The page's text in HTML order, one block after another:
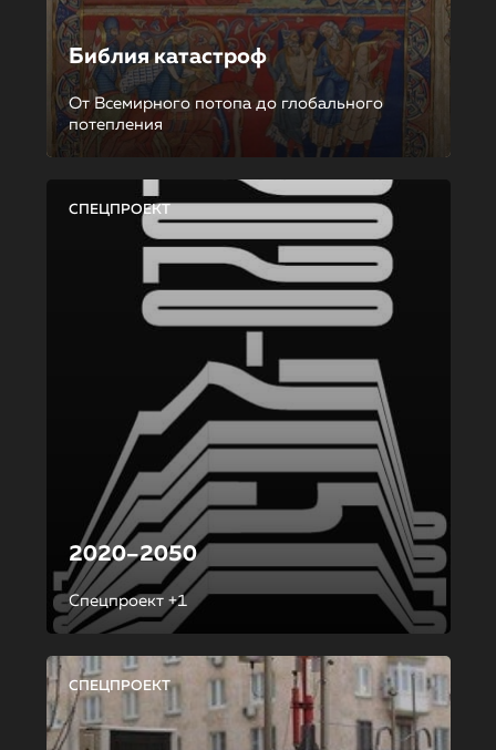
Библия катастроф
От Всемирного потопа до глобального
потепления
СПЕЦПРОЕКТ
2020–2050
Спецпроект +1
СПЕЦПРОЕКТ